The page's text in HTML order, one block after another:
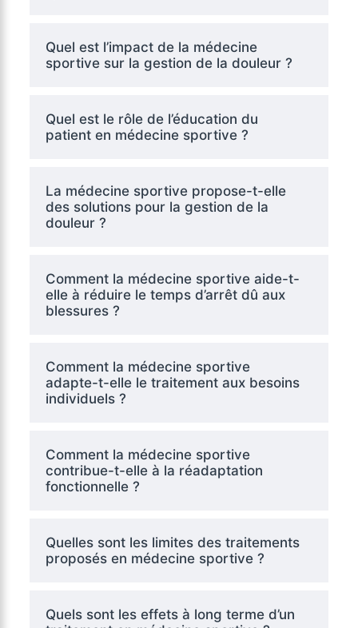
Quel est l’impact de la médecine
sportive sur la gestion de la douleur ?
Quel est le rôle de l’éducation du
patient en médecine sportive ?
La médecine sportive propose-t-elle
des solutions pour la gestion de la
douleur ?
Comment la médecine sportive aide-t-
elle à réduire le temps d’arrêt dû aux
blessures ?
Comment la médecine sportive
adapte-t-elle le traitement aux besoins
individuels ?
Comment la médecine sportive
contribue-t-elle à la réadaptation
fonctionnelle ?
Quelles sont les limites des traitements
proposés en médecine sportive ?
Quels sont les effets à long terme d’un